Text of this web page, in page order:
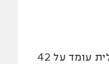
המרחק מן המעלית עומד על 42